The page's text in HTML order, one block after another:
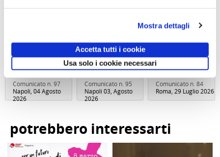
Mostra dettagli
Accetta tutti i cookie
Usa solo i cookie necessari
Domenica 13
ore 10:30
Comunicato n. 97
Napoli, 04 Agosto
2026
Comunicato n. 95
Napoli 03, Agosto
2026
Sabato 26
Comunicato n. 84
Roma, 29 Luglio 2026
potrebbero interessarti